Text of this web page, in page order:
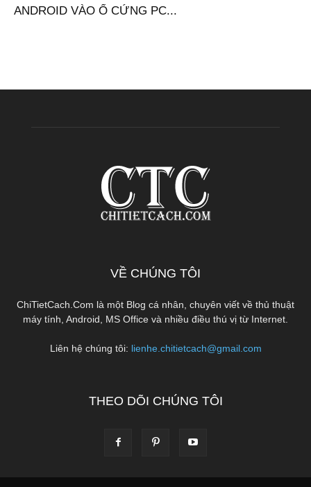
ANDROID VÀO Ổ CỨNG PC...
VỀ CHÚNG TÔI
ChiTietCach.Com là một Blog cá nhân, chuyên viết về thủ thuật
máy tính, Android, MS Office và nhiều điều thú vị từ Internet.
Liên hệ chúng tôi: lienhe.chitietcach@gmail.com
THEO DÕI CHÚNG TÔI